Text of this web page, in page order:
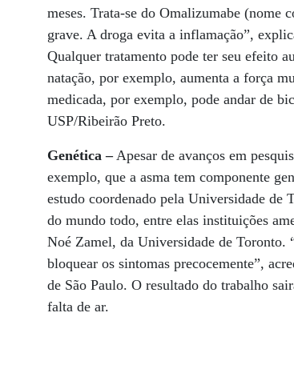
meses. Trata-se do Omalizumabe (nome
grave. A droga evita a inflamação”,
Qualquer tratamento pode ter seu efeito
natação, por exemplo, aumenta a força
medicada, por exemplo, pode andar de
USP/Ribeirão Preto.
Genética –Apesar de avanços em
exemplo, que a asma tem componente
estudo coordenado pela Universidade de
do mundo todo, entre elas instituições
Noé Zamel, da Universidade de Toronto.
bloquear os sintomas precocemente”,
de São Paulo. O resultado do trabalho
falta de ar.